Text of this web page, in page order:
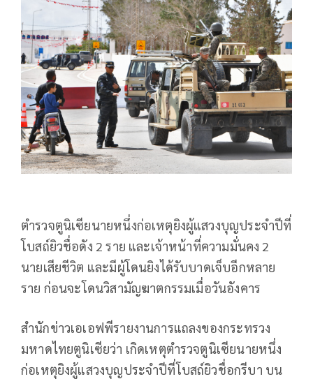
ตำรวจตูนิเซียนายหนึ่งก่อเหตุยิงผู้แสวงบุญประจำปีที่
โบสถ์ยิวชื่อดัง 2 ราย และเจ้าหน้าที่ความมั่นคง 2
นายเสียชีวิต และมีผู้โดนยิงได้รับบาดเจ็บอีกหลาย
ราย ก่อนจะโดนวิสามัญฆาตกรรมเมื่อวันอังคาร
สำนักข่าวเอเอฟพีรายงานการแถลงของกระทรวง
มหาดไทยตูนิเซียว่า เกิดเหตุตำรวจตูนิเซียนายหนึ่ง
ก่อเหตุยิงผู้แสวงบุญประจำปีที่โบสถ์ยิวชื่อกรีบา บน